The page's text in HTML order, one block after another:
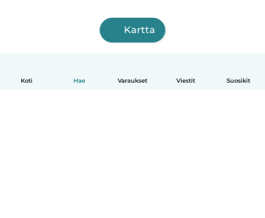
Koti Hae Varaukset Viestit Suosikit
Kartta